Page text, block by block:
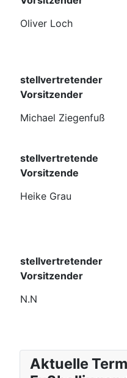
Oliver Loch
stellvertretender
Vorsitzender
Michael Ziegenfuß
stellvertretende
Vorsitzende
Heike Grau
stellvertretender
Vorsitzender
N.N
Aktuelle